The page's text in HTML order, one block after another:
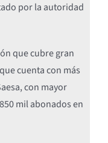
por la autoridad
que cubre gran
cuenta con más
con mayor
mil abonados en